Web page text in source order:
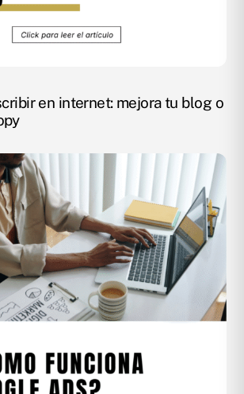
en internet: mejora tu blog o